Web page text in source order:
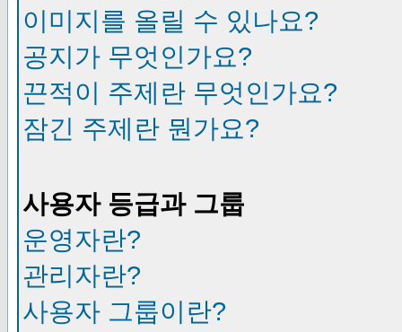
이미지를 올릴 수 있나요?
공지가 무엇인가요?
끈적이 주제란 무엇인가요?
잠긴 주제란 뭔가요?
사용자 등급과 그룹
운영자란?
관리자란?
사용자 그룹이란?